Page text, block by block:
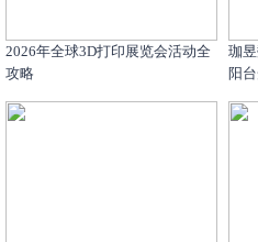
2026年全球3D打印展览会活动全
攻略
珈
阳